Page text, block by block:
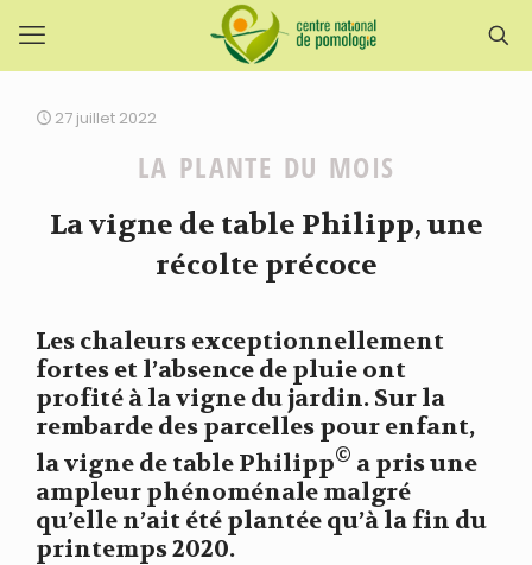
27 juillet 2022
LA PLANTE DU MOIS
La vigne de table Philipp, une
récolte précoce
Les chaleurs exceptionnellement
fortes et l’absence de pluie ont
profité à la vigne du jardin. Sur la
rembarde des parcelles pour enfant,
la vigne de table Philipp© a pris une
ampleur phénoménale malgré
qu’elle n’ait été plantée qu’à la fin du
printemps 2020.